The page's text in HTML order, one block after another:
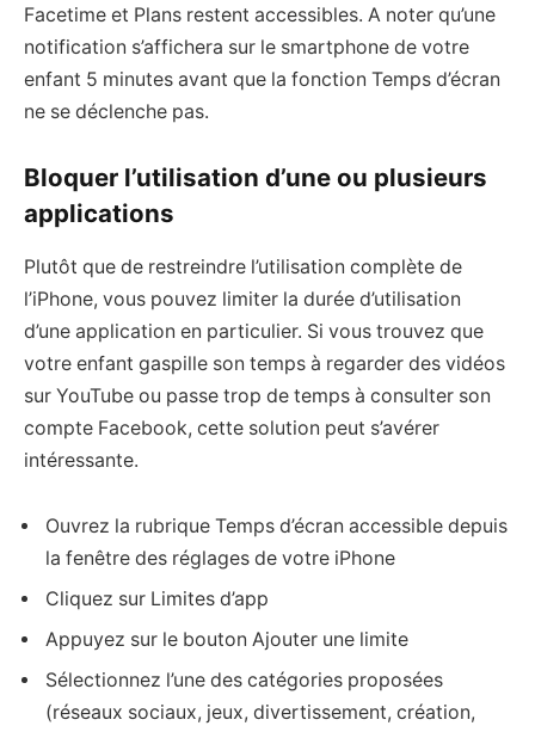
Facetime et Plans restent accessibles. A noter qu’une
notification s’affichera sur le smartphone de votre
enfant 5 minutes avant que la fonction Temps d’écran
ne se déclenche pas.
Bloquer l’utilisation d’une ou plusieurs
applications
Plutôt que de restreindre l’utilisation complète de
l’iPhone, vous pouvez limiter la durée d’utilisation
d’une application en particulier. Si vous trouvez que
votre enfant gaspille son temps à regarder des vidéos
sur YouTube ou passe trop de temps à consulter son
compte Facebook, cette solution peut s’avérer
intéressante.
Ouvrez la rubrique Temps d’écran accessible depuis
la fenêtre des réglages de votre iPhone
Cliquez sur Limites d’app
Appuyez sur le bouton Ajouter une limite
Sélectionnez l’une des catégories proposées
(réseaux sociaux, jeux, divertissement, création,